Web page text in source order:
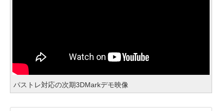
パストレ対応の次期3DMarkデモ映像